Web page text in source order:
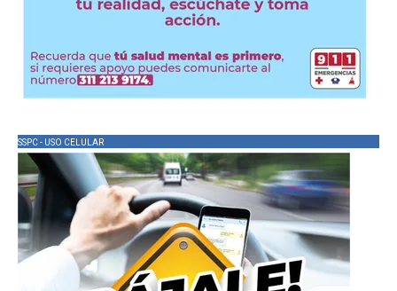
SSPC - USO CELULAR